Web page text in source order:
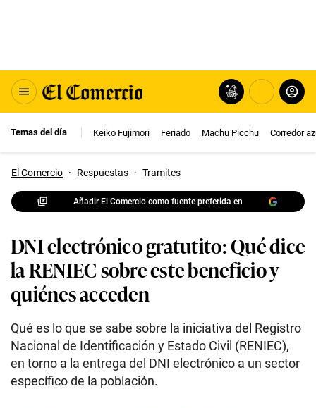
Temas del día Keiko Fujimori Feriado Machu Picchu Corredor
El Comercio · Respuestas · Tramites
Añadir El Comercio como fuente preferida en
DNI electrónico gratutito: Qué dice
la RENIEC sobre este beneficio y
quiénes acceden
Qué es lo que se sabe sobre la iniciativa del Registro
Nacional de Identificación y Estado Civil (RENIEC),
en torno a la entrega del DNI electrónico a un sector
específico de la población.